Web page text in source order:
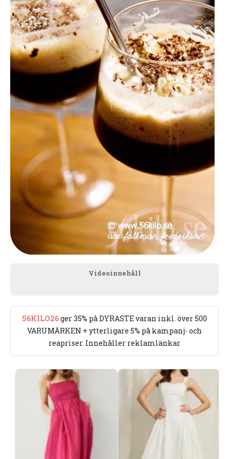
Videoinnehåll
56KILO26ger 35% på DYRASTE varan inkl. över 500
VARUMÄRKEN + ytterligare 5% på kampanj- och
reapriser. Innehåller reklamlänkar